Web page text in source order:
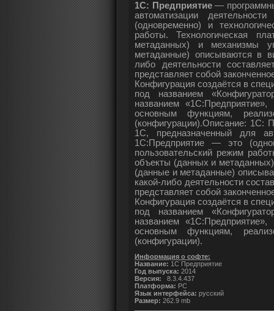
1С: Предприятие—
автоматизации
(одновременно) и
работы. Технологическая
метаданных) и механизмы
метаданные) описываются в
либо деятельности
представляет собой
Конфигурация создаётся в
под названием
названием
основным функциям,
(конфигурации).Описание: 1С:
1С, предназначенный для
1С:Предприятие — это
пользовательский режим
объекты (данных и
(данные и метаданные)
какой-либо деятельности
представляет собой
Конфигурация создаётся в
под названием
названием
основным функциям,
(конфигурации).
Информация о софте:
Название: 1С Предприятие
Год выпуска: 2014
Версия: 8.3.4.437
Платформа: PC
Язык интерфейса: русский
Размер: 262.9 mb